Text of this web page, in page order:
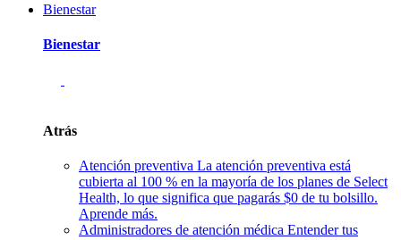
Bienestar
Bienestar
Atrás
Atención preventiva La atención preventiva está
cubierta al 100 % en la mayoría de los planes de Select
Health, lo que significa que pagarás $0 de tu bolsillo.
Aprende más.
Administradores de atención médica Entender tus